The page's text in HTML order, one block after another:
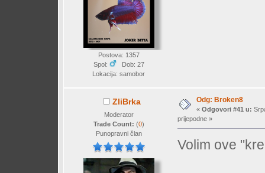
Postova: 1357
Spol:
Dob: 27
Lokacija: samobor
ZliBrka
Moderator
Trade Count: (0)
Punopravni član
Odg: Broken8
« Odgovori #41 u:
prijepodne »
Volim ove